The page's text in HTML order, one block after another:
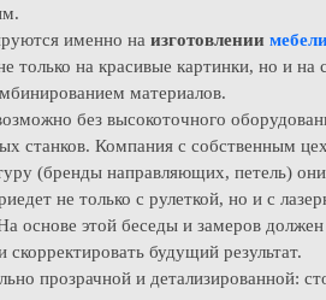
именно наизготовлении
на красивые картинки, но и на
материалов.
без высокоточного
станков. Компания с собственным
(бренды направляющих, петель)
не только с рулеткой, но и с
основе этой беседы и замеров
скорректировать будущий результат.
прозрачной и детализированной: